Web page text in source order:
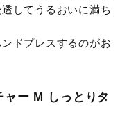
してうるおいに満ち
ドプレスするのがお
ャー M しっとりタ